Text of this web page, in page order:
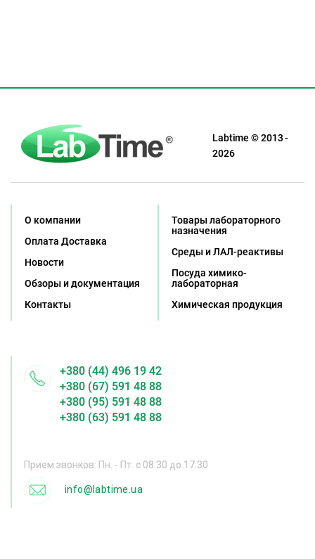
Labtime © 2013 -
2026
О компании
Оплата Доставка
Новости
Обзоры и документация
Контакты
Товары лабораторного
назначения
Среды и ЛАЛ-реактивы
Посуда химико-
лабораторная
Химическая продукция
+380 (44) 496 19 42
+380 (67) 591 48 88
+380 (95) 591 48 88
+380 (63) 591 48 88
Прием звонков: Пн. - Пт. с 08:30 до 17:30
info@labtime.ua